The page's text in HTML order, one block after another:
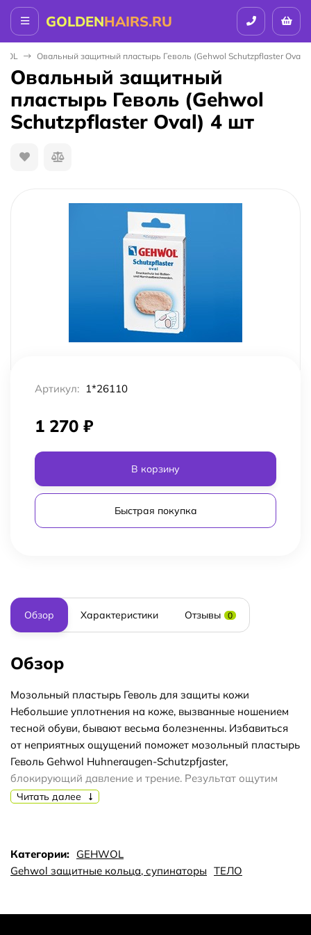
GOLDENHAIRS.RU
Овальный защитный пластырь Геволь (Gehwol Schutzpflaster Oval)
Овальный защитный
пластырь Геволь (Gehwol
Schutzpflaster Oval) 4 шт
Артикул: 1*26110
1 270 ₽
В корзину
Быстрая покупка
Обзор Характеристики Отзывы 0
Обзор
Мозольный пластырь Геволь для защиты кожи
Небольшие уплотнения на коже, вызванные ношением
тесной обуви, бывают весьма болезненны. Избавиться
от неприятных ощущений поможет мозольный пластырь
Геволь Gehwol Huhneraugen-Schutzpfjaster,
блокирующий давление и трение. Результат ощутим
сразу: боль уходит и походка обретает прежнюю
материала, состоящего из нежных натуральных
волокон. Внешний слой прочный и плотный, он служит
состав надежно закрепляет Huhneraugen-Schutzpfjaster
Читать далее
Категории: GEHWOL
Gehwol защитные кольца, супинаторы ТЕЛО